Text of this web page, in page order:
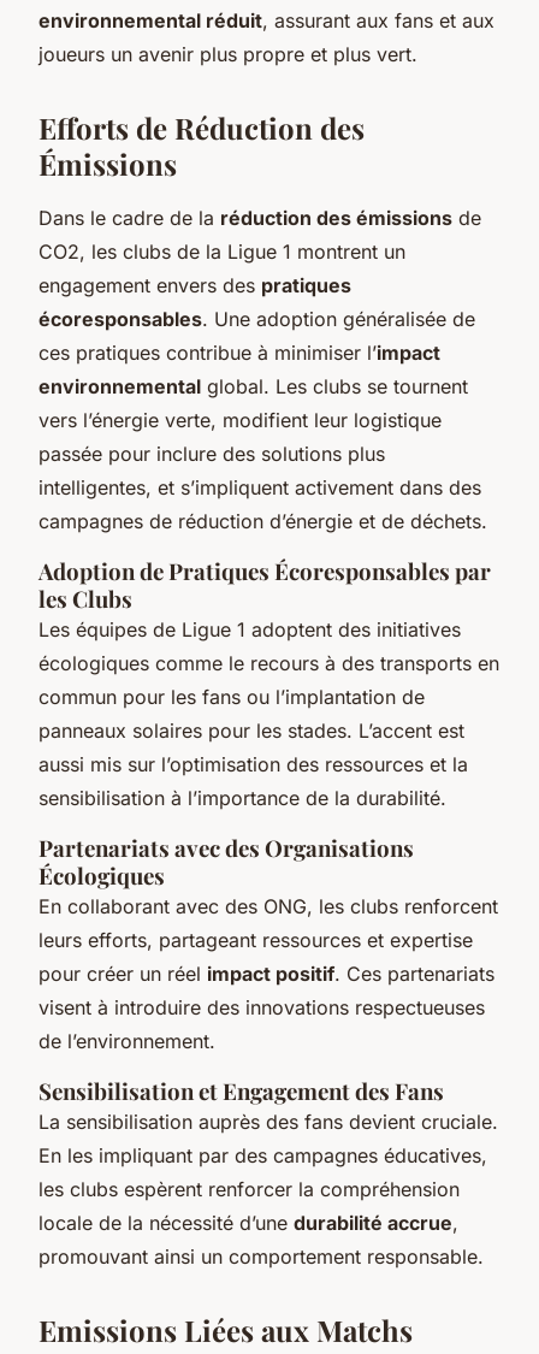
environnemental réduit, assurant aux fans et aux
joueurs un avenir plus propre et plus vert.
Efforts de Réduction des
Émissions
Dans le cadre de la réduction des émissions de
CO2, les clubs de la Ligue 1 montrent un
engagement envers des pratiques
écoresponsables. Une adoption généralisée de
ces pratiques contribue à minimiser l’impact
environnemental global. Les clubs se tournent
vers l’énergie verte, modifient leur logistique
passée pour inclure des solutions plus
intelligentes, et s’impliquent activement dans des
campagnes de réduction d’énergie et de déchets.
Adoption de Pratiques Écoresponsables par
les Clubs
Les équipes de Ligue 1 adoptent des initiatives
écologiques comme le recours à des transports en
commun pour les fans ou l’implantation de
panneaux solaires pour les stades. L’accent est
aussi mis sur l’optimisation des ressources et la
sensibilisation à l’importance de la durabilité.
Partenariats avec des Organisations
Écologiques
En collaborant avec des ONG, les clubs renforcent
leurs efforts, partageant ressources et expertise
pour créer un réel impact positif. Ces partenariats
visent à introduire des innovations respectueuses
de l’environnement.
Sensibilisation et Engagement des Fans
La sensibilisation auprès des fans devient cruciale.
En les impliquant par des campagnes éducatives,
les clubs espèrent renforcer la compréhension
locale de la nécessité d’une durabilité accrue,
promouvant ainsi un comportement responsable.
Emissions Liées aux Matchs